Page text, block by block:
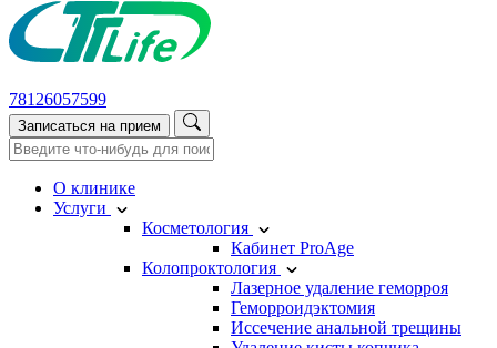
78126057599
Записаться на прием
О клинике
Услуги
Косметология
Кабинет ProAge
Колопроктология
Лазерное удаление геморроя
Геморроидэктомия
Иссечение анальной трещины